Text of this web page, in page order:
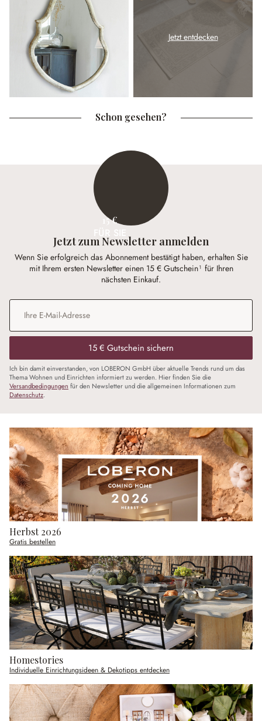
Jetzt entdecken
Schon gesehen?
15 €
Jetzt zum Newsletter anmelden
Wenn Sie erfolgreich das Abonnement bestätigt haben, erhalten Sie
mit Ihrem ersten Newsletter einen 15 € Gutschein¹ für Ihren
nächsten Einkauf.
E-Mail-Adresse*
15 € Gutschein sichern
Ich bin damit einverstanden, von LOBERON GmbH über aktuelle Trends rund um das
Thema Wohnen und Einrichten informiert zu werden. Hier finden Sie die
Versandbedingungen für den Newsletter und die allgemeinen Informationen zum
Datenschutz.
Herbst 2026
Gratis bestellen
Homestories
Individuelle Einrichtungsideen & Dekotipps entdecken